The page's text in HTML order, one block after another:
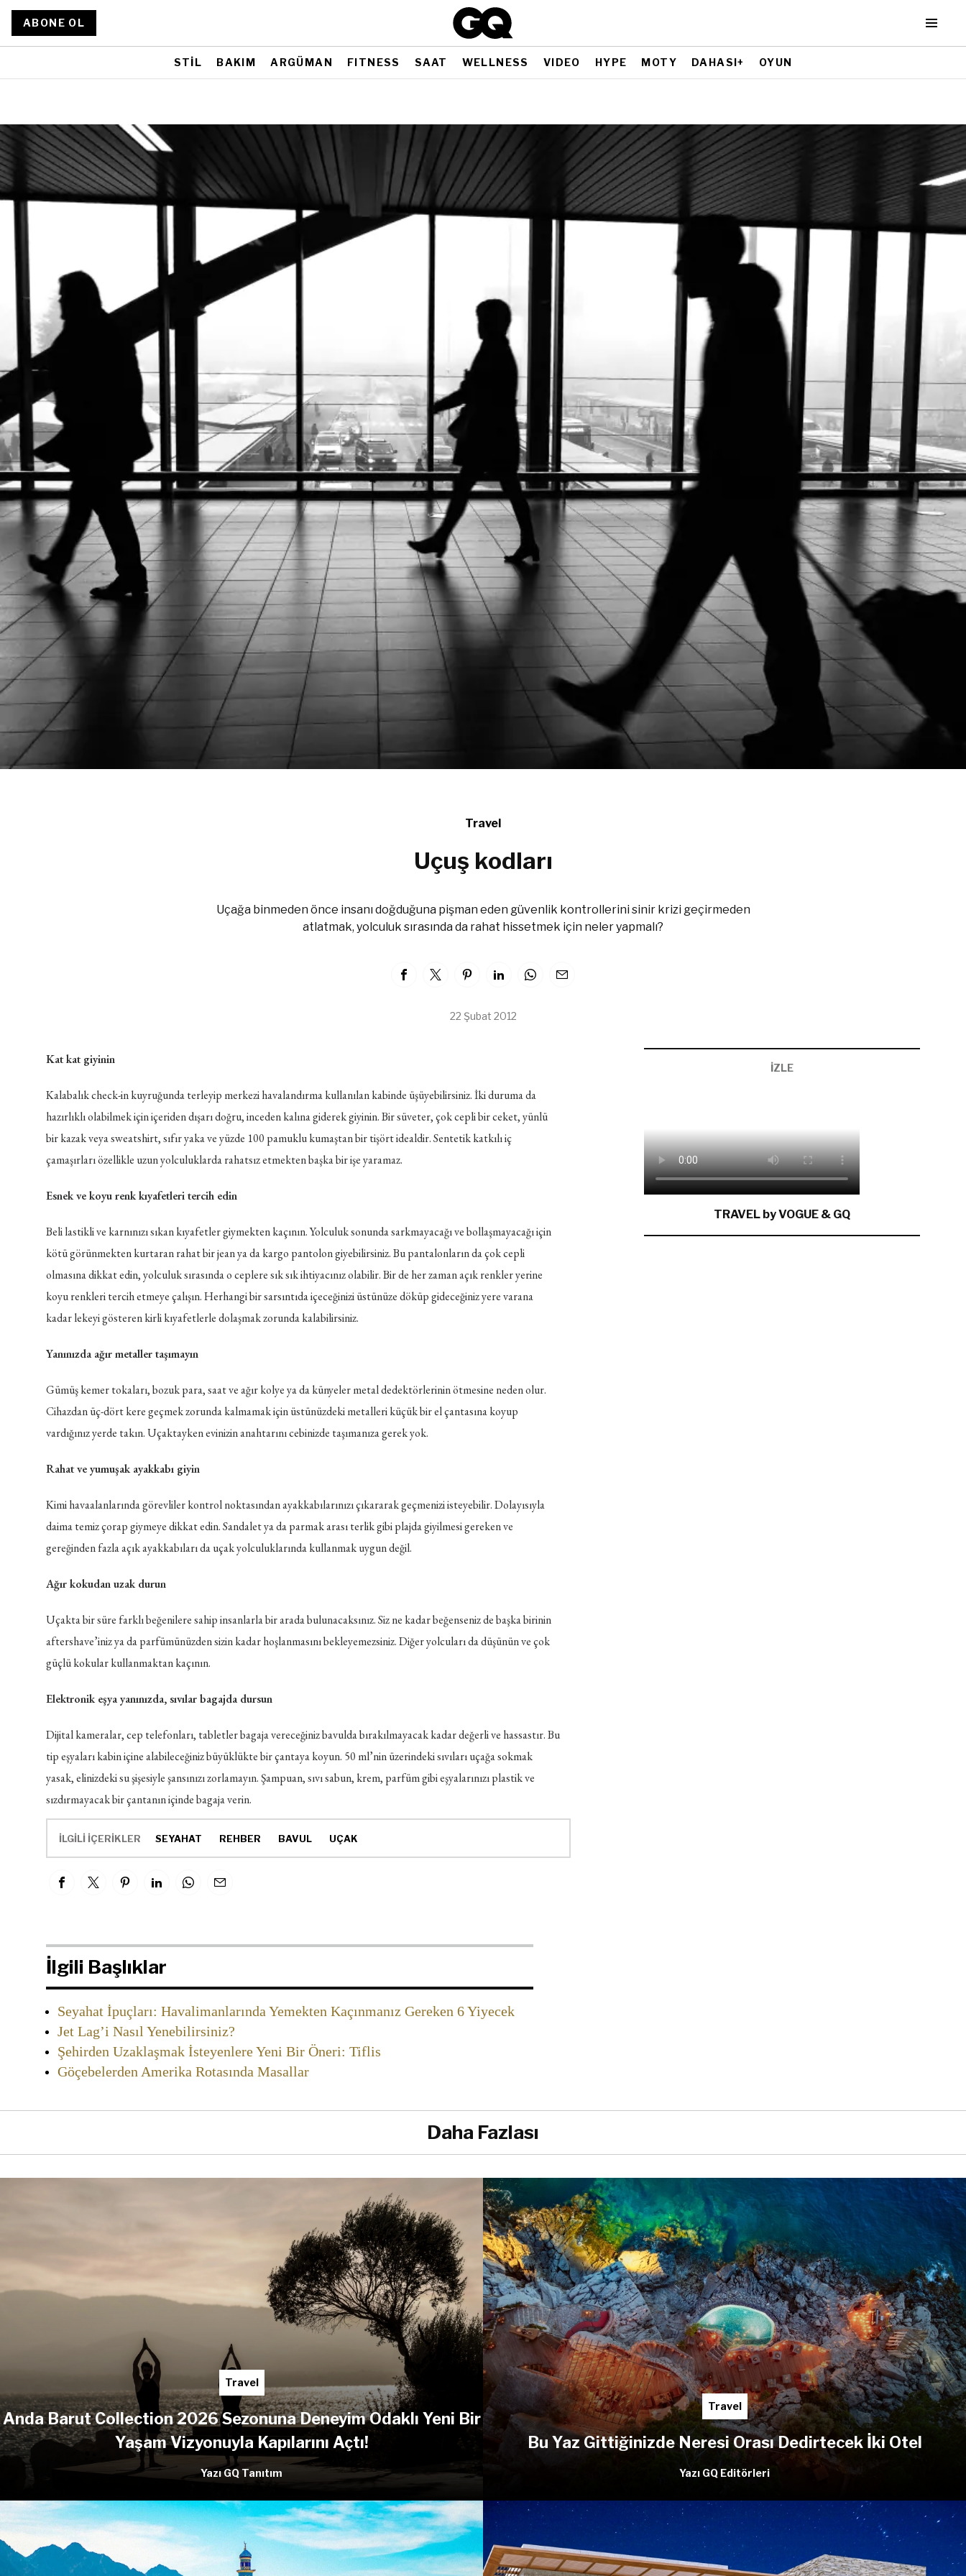
ABONE OL
STİL BAKIM ARGÜMAN FITNESS SAAT WELLNESS VIDEO HYPE MOTY DAHASI+ OYUN
Travel
Uçuş kodları
Uçağa binmeden önce insanı doğduğuna pişman eden güvenlik kontrollerini sinir krizi geçirmeden
atlatmak, yolculuk sırasında da rahat hissetmek için neler yapmalı?
22 Şubat 2012
Kat kat giyinin
Kalabalık check-in kuyruğunda terleyip merkezi havalandırma kullanılan kabinde üşüyebilirsiniz. İki duruma da
hazırlıklı olabilmek için içeriden dışarı doğru, inceden kalına giderek giyinin. Bir süveter, çok cepli bir ceket, yünlü
bir kazak veya sweatshirt, sıfır yaka ve yüzde 100 pamuklu kumaştan bir tişört idealdir. Sentetik katkılı iç
çamaşırları özellikle uzun yolculuklarda rahatsız etmekten başka bir işe yaramaz.
Esnek ve koyu renk kıyafetleri tercih edin
Beli lastikli ve karnınızı sıkan kıyafetler giymekten kaçının. Yolculuk sonunda sarkmayacağı ve bollaşmayacağı için
kötü görünmekten kurtaran rahat bir jean ya da kargo pantolon giyebilirsiniz. Bu pantalonların da çok cepli
olmasına dikkat edin, yolculuk sırasında o ceplere sık sık ihtiyacınız olabilir. Bir de her zaman açık renkler yerine
koyu renkleri tercih etmeye çalışın. Herhangi bir sarsıntıda içeceğinizi üstünüze döküp gideceğiniz yere varana
kadar lekeyi gösteren kirli kıyafetlerle dolaşmak zorunda kalabilirsiniz.
Yanınızda ağır metaller taşımayın
Gümüş kemer tokaları, bozuk para, saat ve ağır kolye ya da künyeler metal dedektörlerinin ötmesine neden olur.
Cihazdan üç-dört kere geçmek zorunda kalmamak için üstünüzdeki metalleri küçük bir el çantasına koyup
vardığınız yerde takın. Uçaktayken evinizin anahtarını cebinizde taşımanıza gerek yok.
Rahat ve yumuşak ayakkabı giyin
Kimi havaalanlarında görevliler kontrol noktasından ayakkabılarınızı çıkararak geçmenizi isteyebilir. Dolayısıyla
daima temiz çorap giymeye dikkat edin. Sandalet ya da parmak arası terlik gibi plajda giyilmesi gereken ve
gereğinden fazla açık ayakkabıları da uçak yolculuklarında kullanmak uygun değil.
Ağır kokudan uzak durun
Uçakta bir süre farklı beğenilere sahip insanlarla bir arada bulunacaksınız. Siz ne kadar beğenseniz de başka birinin
aftershave’iniz ya da parfümünüzden sizin kadar hoşlanmasını bekleyemezsiniz. Diğer yolcuları da düşünün ve çok
güçlü kokular kullanmaktan kaçının.
Elektronik eşya yanınızda, sıvılar bagajda dursun
Dijital kameralar, cep telefonları, tabletler bagaja vereceğiniz bavulda bırakılmayacak kadar değerli ve hassastır. Bu
tip eşyaları kabin içine alabileceğiniz büyüklükte bir çantaya koyun. 50 ml’nin üzerindeki sıvıları uçağa sokmak
yasak, elinizdeki su şişesiyle şansınızı zorlamayın. Şampuan, sıvı sabun, krem, parfüm gibi eşyalarınızı plastik ve
sızdırmayacak bir çantanın içinde bagaja verin.
İZLE
TRAVEL by VOGUE & GQ
İLGİLİ İÇERİKLER SEYAHAT REHBER BAVUL UÇAK
İlgili Başlıklar
Seyahat İpuçları: Havalimanlarında Yemekten Kaçınmanız Gereken 6 Yiyecek
Jet Lag’i Nasıl Yenebilirsiniz?
Şehirden Uzaklaşmak İsteyenlere Yeni Bir Öneri: Tiflis
Göçebelerden Amerika Rotasında Masallar
Daha Fazlası
Travel
Anda Barut Collection 2026 Sezonuna Deneyim Odaklı Yeni Bir
Yaşam Vizyonuyla Kapılarını Açtı!
Yazı GQ Tanıtım
Travel
Bu Yaz Gittiğinizde Neresi Orası Dedirtecek İki Otel
Yazı GQ Editörleri